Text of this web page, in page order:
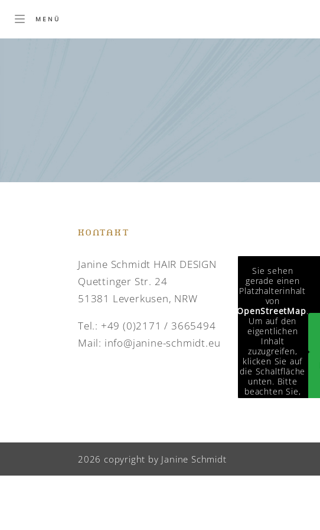
KONTAKT
Janine Schmidt HAIR DESIGN
Quettinger Str. 24
51381 Leverkusen, NRW
Tel.: +49 (0)2171 / 3665494
Mail: info@janine-schmidt.eu
Sie sehen
gerade einen
Platzhalterinhalt
von
OpenStreetMap.
Um auf den
eigentlichen
Inhalt
zuzugreifen,
klicken Sie auf
die Schaltfläche
unten. Bitte
beachten Sie,
dass dabei
werden.
2026 copyright by Janine Schmidt